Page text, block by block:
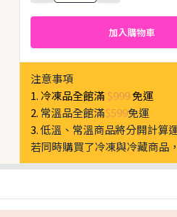
加入購物車
注意事項
1. 冷凍品全館滿 $999免運
2. 常溫品全館滿$599免運
3.低溫、常溫商品將分開計算
若同時購買了冷凍與冷藏商品